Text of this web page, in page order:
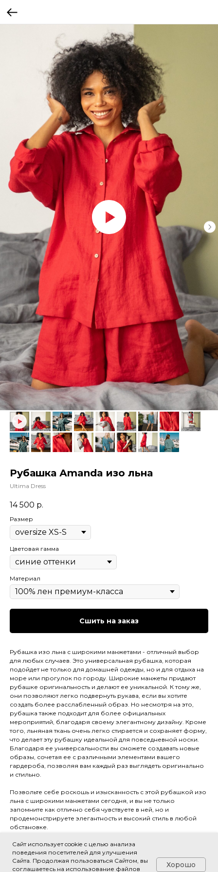
Рубашка Аmanda изо льна
Ultima Dress
14 500 р.
Размер
Цветовая гамма
Материал
Сшить на заказ
Рубашка изо льна с широкими манжетами - отличный выбор
для любых случаев. Это универсальная рубашка, которая
подойдет не только для домашней одежды, но и для отдыха на
море или прогулок по городу. Широкие манжеты придают
рубашке оригинальность и делают ее уникальной. К тому же,
они позволяют легко подвернуть рукава, если вы хотите
создать более расслабленный образ. Но несмотря на это,
рубашка также подходит для более официальных
мероприятий, благодаря своему элегантному дизайну. Кроме
того, льняная ткань очень легко стирается и сохраняет форму,
что делает эту рубашку идеальной для повседневной носки.
Благодаря ее универсальности вы сможете создавать новые
образы, сочетая ее с различными элементами вашего
гардероба, позволяя вам каждый раз выглядеть оригинально
и стильно.
Позвольте себе роскошь и изысканность с этой рубашкой изо
льна с широкими манжетами сегодня, и вы не только
запомните как отлично себя чувствуете в ней, но и
продемонстрируете элегантность и высокий стиль в любой
обстановке.
Размерная сетка
Материал: 100% лён премиум-класса
Сайт использует cookie с целью анализа
поведения посетителей для улучшения
Сайта. Продолжая пользоваться Сайтом, вы
соглашаетесь на использование файлов
Хорошо